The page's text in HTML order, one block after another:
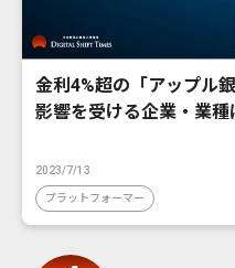
金利4%超の「アップル
影響を受ける企業・業種
2023/7/13
プラットフォーマー